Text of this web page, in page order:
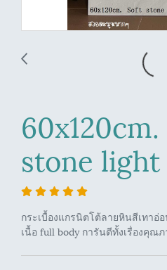
stone
กระเบื้องแกรนิตโต้ลายหินสีเทาอ่
เนื้อ full body การันตีทั้งเรื่องคุณ